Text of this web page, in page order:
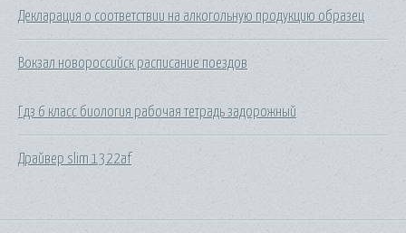
Декларация о соответствии на алкогольную продукцию образец
Вокзал новороссийск расписание поездов
Гдз 6 класс биология рабочая тетрадь задорожный
Драйвер slim 1322af